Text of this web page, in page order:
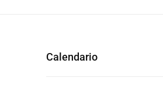
Calendario